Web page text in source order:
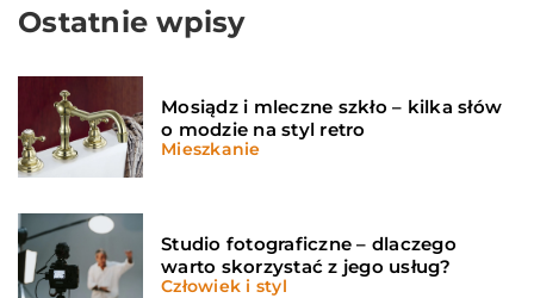
Ostatnie wpisy
Mosiądz i mleczne szkło – kilka słów
o modzie na styl retro
Mieszkanie
Studio fotograficzne – dlaczego
warto skorzystać z jego usług?
Człowiek i styl